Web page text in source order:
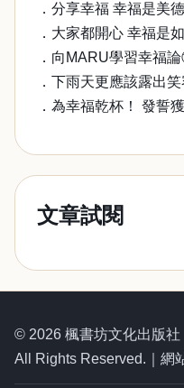
．分享幸福 幸福是美德
．大家都開心 幸福是
．向MARU學習幸福
．下雨天更應該露出
．為幸福乾杯！ 發誓
文章試閱
© 2026 楓書坊文化出版社
All Rights Reserved.｜網